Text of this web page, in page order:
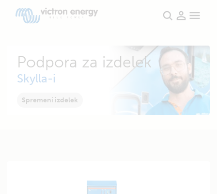
Podpora za izdelek
Skylla-i
Spremeni izdelek